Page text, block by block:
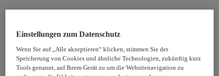
Einstellungen zum Datenschutz
Wenn Sie auf „Alle akzeptieren“ klicken, stimmen Sie der
Speicherung von Cookies und ähnliche Technologien, zukünftig kurz
Tools genannt, auf Ihrem Gerät zu um die Websitenavigation zu